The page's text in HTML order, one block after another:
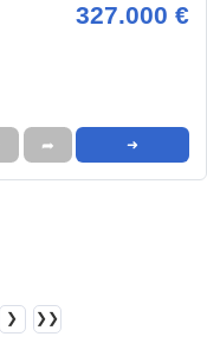
327.000 €
➦ ➜
❯ ❯❯